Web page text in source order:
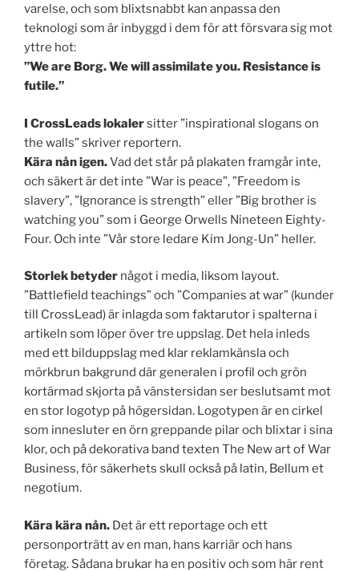
varelse, och som blixtsnabbt kan anpassa den
teknologi som är inbyggd i dem för att försvara sig mot
yttre hot:
”We are Borg. We will assimilate you. Resistance is
futile.”
I CrossLeads lokalersitter ”inspirational slogans on
the walls” skriver reportern.
Kära nån igen.Vad det står på plakaten framgår inte,
och säkert är det inte ”War is peace”, ”Freedom is
slavery”, ”Ignorance is strength” eller ”Big brother is
watching you” som i George Orwells Nineteen Eighty-
Four. Och inte ”Vår store ledare Kim Jong-Un” heller.
Storlek betyder något i media, liksom layout.
”Battlefield teachings” och ”Companies at war” (kunder
till CrossLead) är inlagda som faktarutor i spalterna i
artikeln som löper över tre uppslag. Det hela inleds
med ett bilduppslag med klar reklamkänsla och
mörkbrun bakgrund där generalen i profil och grön
kortärmad skjorta på vänstersidan ser beslutsamt mot
en stor logotyp på högersidan. Logotypen är en cirkel
som innesluter en örn greppande pilar och blixtar i sina
klor, och på dekorativa band texten The New art of War
Business, för säkerhets skull också på latin, Bellum et
negotium.
Kära kära nån. Det är ett reportage och ett
personporträtt av en man, hans karriär och hans
företag. Sådana brukar ha en positiv och som här rent